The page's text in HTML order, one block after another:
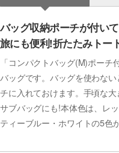
バッグ収納ポーチが付い
旅にも便利!折たたみトー
「コンパクトバッグ(M)ポー
バッグです。バッグを使わな
チに入れておけます。手頃な
サブバッグにも!本体色は、レ
ティーブルー・ホワイトの5色